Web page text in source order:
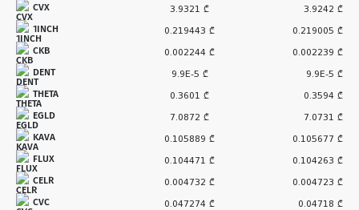
CVX 3.9321 ₾ 3.9242 ₾
1INCH 0.219443 ₾ 0.219005 ₾
CKB 0.002244 ₾ 0.002239 ₾
DENT 9.9E-5 ₾ 9.9E-5 ₾
THETA 0.3601 ₾ 0.3594 ₾
EGLD 7.0872 ₾ 7.0731 ₾
KAVA 0.105889 ₾ 0.105677 ₾
FLUX 0.104471 ₾ 0.104263 ₾
CELR 0.004732 ₾ 0.004723 ₾
CVC 0.047274 ₾ 0.04718 ₾